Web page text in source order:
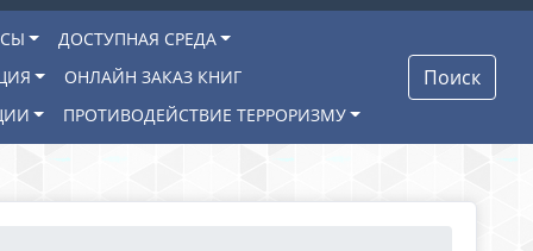
ДОСТУПНАЯ СРЕДА
ОНЛАЙН ЗАКАЗ КНИГ
ПРОТИВОДЕЙСТВИЕ ТЕРРОРИЗМУ
Поиск